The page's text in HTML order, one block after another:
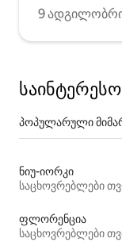
9
პოპულარული
ნიუ-იორკი
საცხოვრებლები
ფლორენცია
საცხოვრებლები